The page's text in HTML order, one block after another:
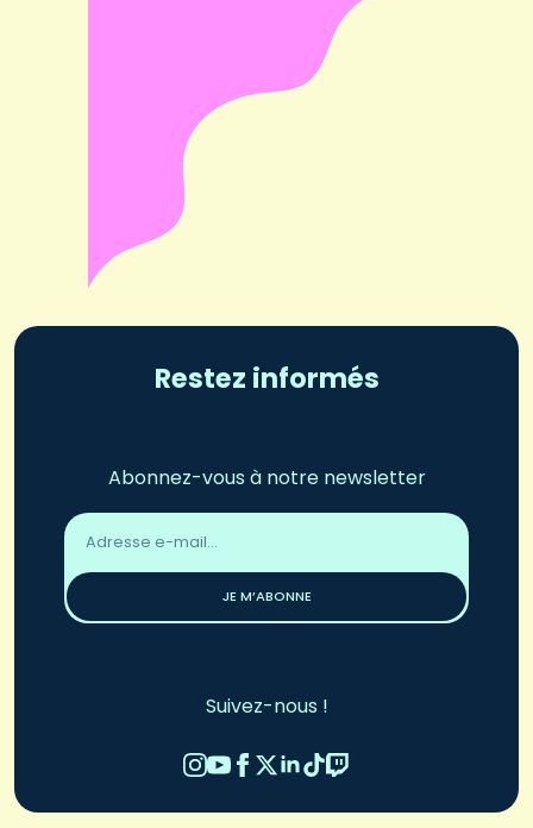
Restez informés
Abonnez-vous à notre newsletter
Adresse
email
JE M’ABONNE
Suivez-nous !